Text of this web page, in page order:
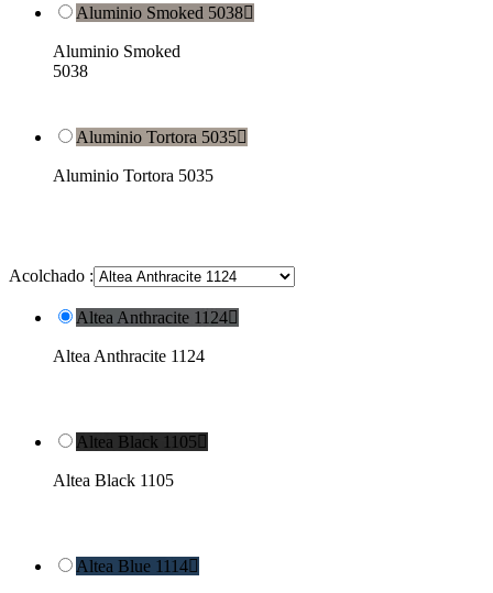
Aluminio Smoked 5038
Aluminio Smoked
5038
Aluminio Tortora 5035
Aluminio Tortora 5035
Acolchado :
Altea Anthracite 1124
Altea Anthracite 1124
Altea Black 1105
Altea Black 1105
Altea Blue 1114